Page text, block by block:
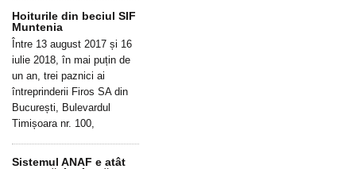
Hoiturile din beciul SIF
Muntenia
Între 13 august 2017 și 16
iulie 2018, în mai puțin de
un an, trei paznici ai
întreprinderii Firos SA din
București, Bulevardul
Timișoara nr. 100,
Sistemul ANAF e atât